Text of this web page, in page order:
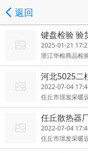
返回
键盘检验 验
2025-01-21
浙江华检商品检
河北5025二
2022-07-04
任丘市璟发采暖
任丘散热器
2022-07-04
任丘市璟发采暖